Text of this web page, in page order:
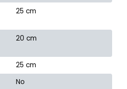
25 cm
20 cm
25 cm
No